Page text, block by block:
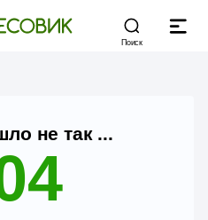
Поиск
не так ...